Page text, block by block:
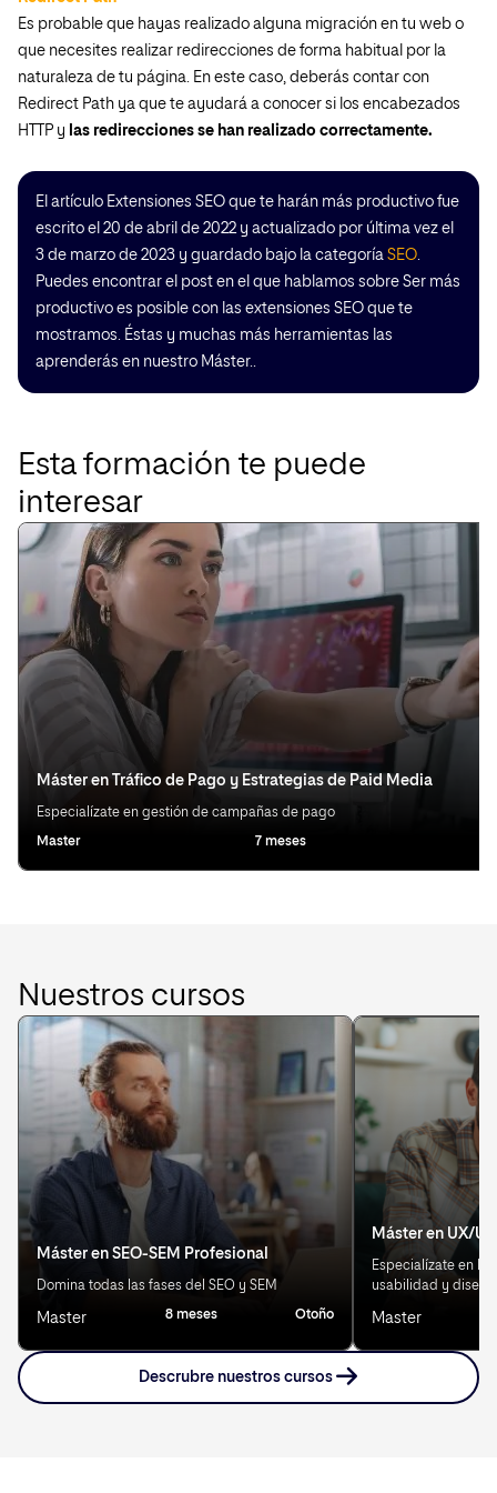
Es probable que hayas realizado alguna migración en tu web o
que necesites realizar redirecciones de forma habitual por la
naturaleza de tu página. En este caso, deberás contar con
Redirect Path ya que te ayudará a conocer si los encabezados
HTTP y las redirecciones se han realizado correctamente.
El artículo Extensiones SEO que te harán más productivo fue
escrito el 20 de abril de 2022 y actualizado por última vez el
3 de marzo de 2023 y guardado bajo la categoría SEO.
Puedes encontrar el post en el que hablamos sobre Ser más
productivo es posible con las extensiones SEO que te
mostramos. Éstas y muchas más herramientas las
aprenderás en nuestro Máster..
Esta formación te puede
interesar
Máster en Tráfico de Pago y Estrategias de Paid Media
Especialízate en gestión de campañas de pago
Master 7 meses
Nuestros cursos
Máster en SEO-SEM Profesional
Domina todas las fases del SEO y SEM
Master 8 meses Otoño
Máster en UX/UI
Especialízate en
usabilidad y
Master
Descrubre nuestros cursos